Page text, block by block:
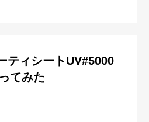
ティシートUV#5000
てみた